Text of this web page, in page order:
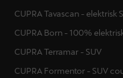
CUPRA Tavascan - elektrisk
CUPRA Born - 100%
CUPRA Terramar - SUV
CUPRA Formentor - SUV